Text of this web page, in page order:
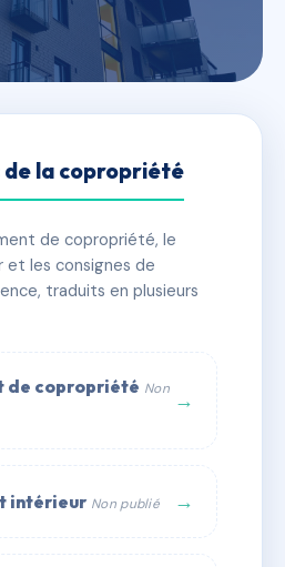
DE LA
93
93200 SAINT-DENIS
lots 🏗 1 bâtiment(s)
Digital 💬 WhatsApp
de la copropriété
de copropriété, le
les consignes de
traduits en plusieurs
de copropriété Non →
intérieur Non publié →